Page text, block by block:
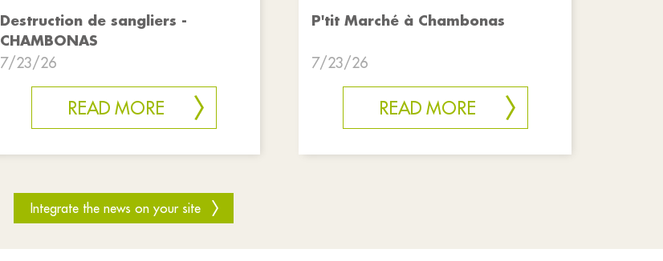
Destruction de sangliers -
CHAMBONAS
7/23/26
READ MORE
P'tit Marché à Chambonas
7/23/26
READ MORE
Integrate the news on your site